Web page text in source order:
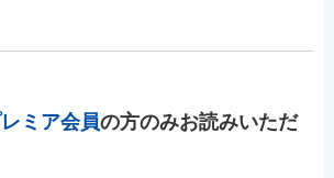
ミア会員の方のみお読みいただ